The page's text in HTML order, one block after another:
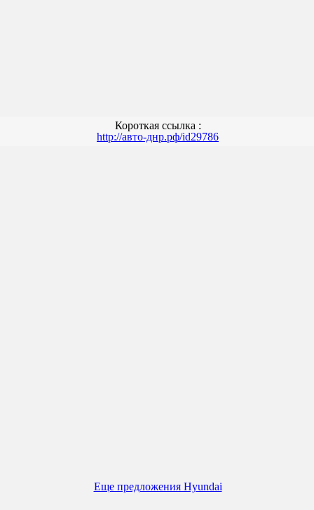
Короткая ссылка :
http://авто-днр.рф/id29786
Еще предложения Hyundai